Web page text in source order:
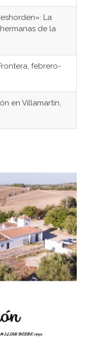
La
de la
febrero-
en Villamartín,
julio 1936
en el campo: del
Los Hurones